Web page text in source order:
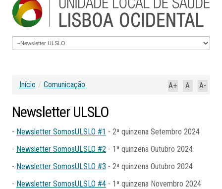
A-
A
A+
Início / Comunicação
Newsletter ULSLO
- Newsletter SomosULSLO #1 - 2ª quinzena Setembro 2024
- Newsletter SomosULSLO #2 - 1ª quinzena Outubro 2024
- Newsletter SomosULSLO #3 - 2ª quinzena Outubro 2024
- Newsletter SomosULSLO #4 - 1ª quinzena Novembro 2024